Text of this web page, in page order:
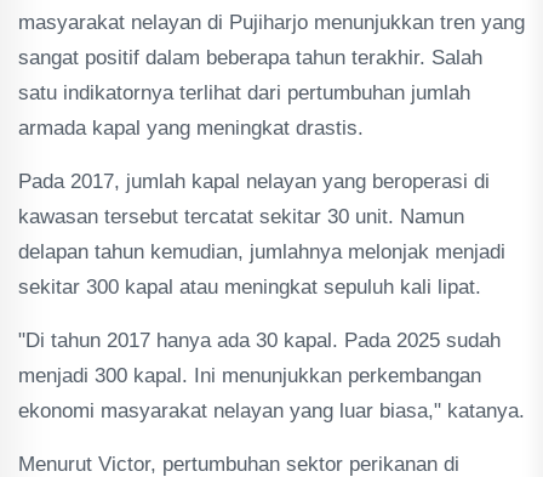
masyarakat nelayan di Pujiharjo menunjukkan tren yang
sangat positif dalam beberapa tahun terakhir. Salah
satu indikatornya terlihat dari pertumbuhan jumlah
armada kapal yang meningkat drastis.
Pada 2017, jumlah kapal nelayan yang beroperasi di
kawasan tersebut tercatat sekitar 30 unit. Namun
delapan tahun kemudian, jumlahnya melonjak menjadi
sekitar 300 kapal atau meningkat sepuluh kali lipat.
"Di tahun 2017 hanya ada 30 kapal. Pada 2025 sudah
menjadi 300 kapal. Ini menunjukkan perkembangan
ekonomi masyarakat nelayan yang luar biasa," katanya.
Menurut Victor, pertumbuhan sektor perikanan di